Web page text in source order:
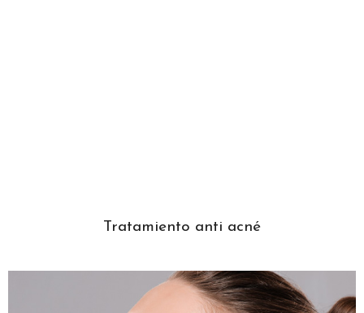
Tratamiento anti acné